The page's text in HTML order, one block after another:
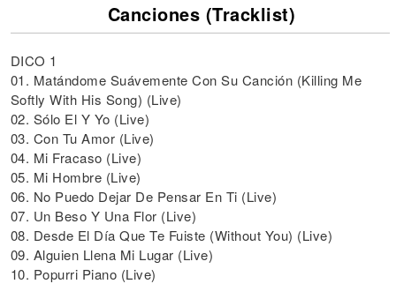
Canciones (Tracklist)
DICO 1
01. Matándome Suávemente Con Su Canción (Killing Me
Softly With His Song) (Live)
02. Sólo El Y Yo (Live)
03. Con Tu Amor (Live)
04. Mi Fracaso (Live)
05. Mi Hombre (Live)
06. No Puedo Dejar De Pensar En Ti (Live)
07. Un Beso Y Una Flor (Live)
08. Desde El Día Que Te Fuiste (Without You) (Live)
09. Alguien Llena Mi Lugar (Live)
10. Popurri Piano (Live)